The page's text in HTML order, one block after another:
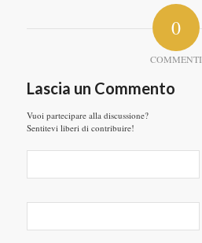
0
COMMENTI
Lascia un Commento
Vuoi partecipare alla discussione?
Sentitevi liberi di contribuire!